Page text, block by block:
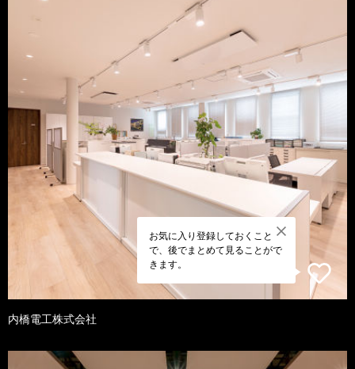
お気に入り登録しておくこと
で、後でまとめて見ることがで
きます。
内橋電工株式会社